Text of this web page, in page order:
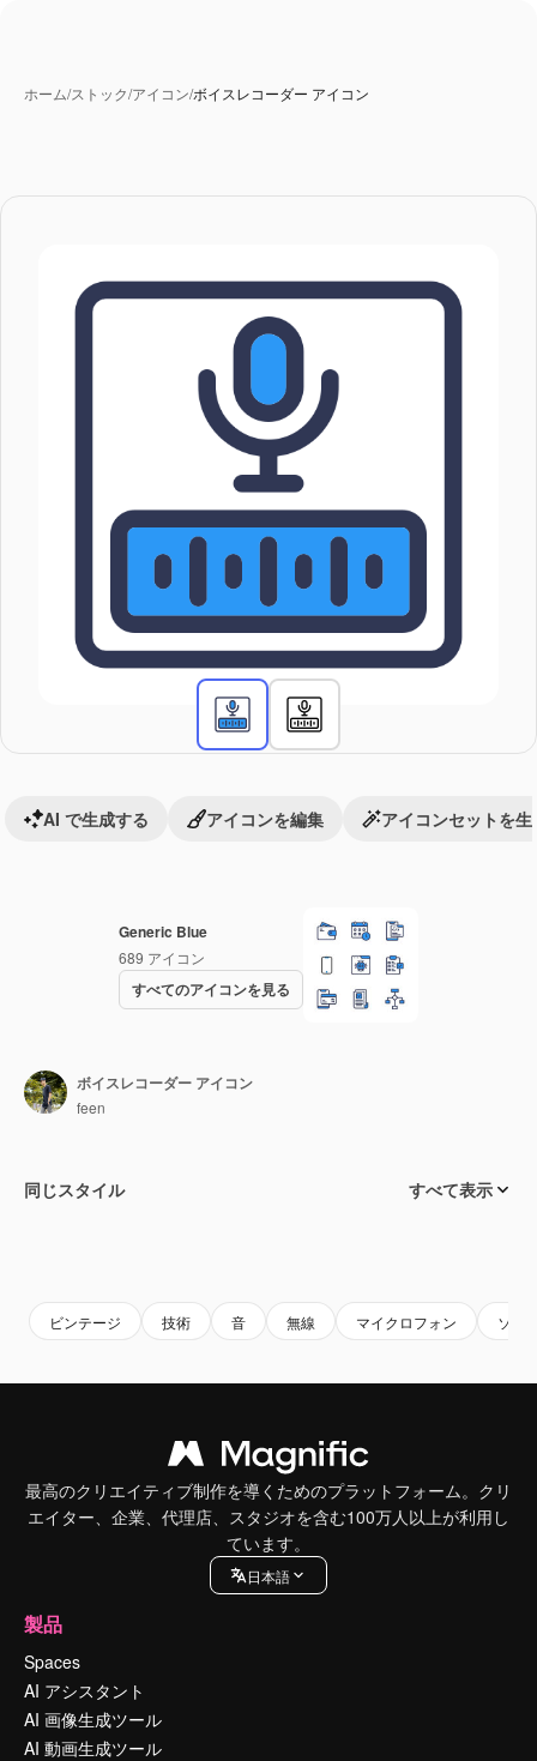
ホーム/ストック/アイコン/ボイスレコーダー アイコン
Generic Blue
689 アイコン
すべてのアイコンを見る
AI で生成する アイコンを編集 アイコンセットを生
ボイスレコーダー アイコン
feen
同じスタイル すべて表示
ビンテージ 技術 音 無線 マイクロフォン ソー
最高のクリエイティブ制作を導くためのプラットフォーム。クリ
エイター、企業、代理店、スタジオを含む100万人以上が利用し
ています。
日本語
製品
Spaces
AI アシスタント
AI 画像生成ツール
AI 動画生成ツール